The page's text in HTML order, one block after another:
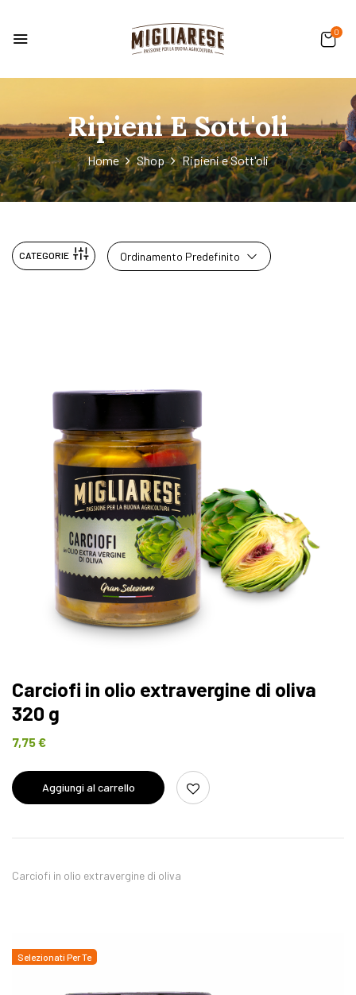
0
Ripieni E Sott'oli
Home Shop Ripieni e Sott'oli
CATEGORIE Ordinamento Predefinito
Carciofi in olio extravergine di oliva
320 g
7,75€
Aggiungi al carrello
Carciofi in olio extravergine di oliva
Selezionati Per Te